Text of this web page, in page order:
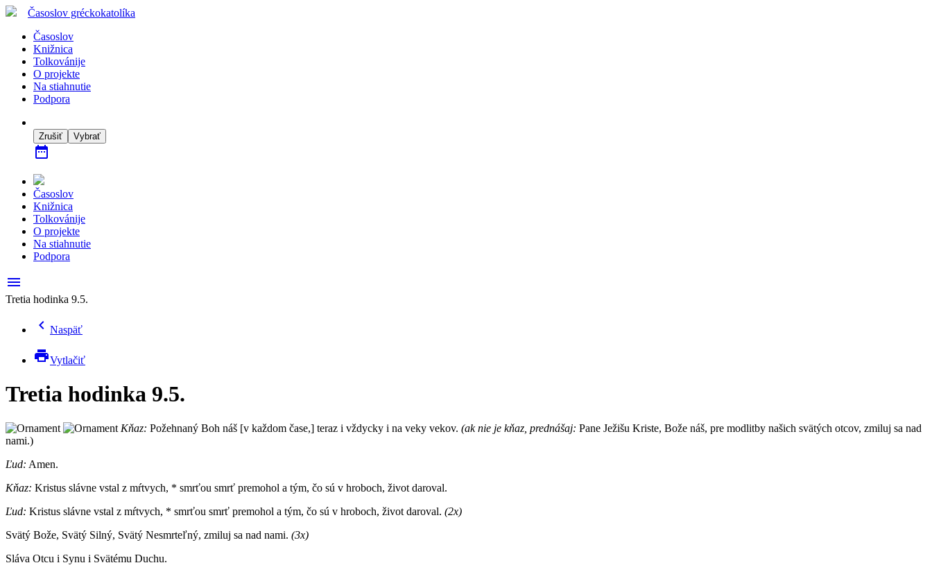
Časoslov gréckokatolíka
Časoslov
Knižnica
Tolkovánije
O projekte
Na stiahnutie
Podpora
Zrušiť Vybrať
date_range
Časoslov
Knižnica
Tolkovánije
O projekte
Na stiahnutie
Podpora
menu
Tretia hodinka 9.5.
chevron_left Naspäť
printVytlačiť
Tretia hodinka 9.5.
Kňaz: Požehnaný Boh náš [v každom čase,] teraz i vždycky i na veky vekov. (ak nie je kňaz, prednášaj: Pane Ježišu Kriste, Bože náš, pre modlitby našich svätých otcov, zmiluj sa nad
nami.)
Ľud: Amen.
Kňaz: Kristus slávne vstal z mŕtvych, * smrťou smrť premohol a tým, čo sú v hroboch, život daroval.
Ľud: Kristus slávne vstal z mŕtvych, * smrťou smrť premohol a tým, čo sú v hroboch, život daroval. (2x)
Svätý Bože, Svätý Silný, Svätý Nesmrteľný, zmiluj sa nad nami. (3x)
Sláva Otcu i Synu i Svätému Duchu.